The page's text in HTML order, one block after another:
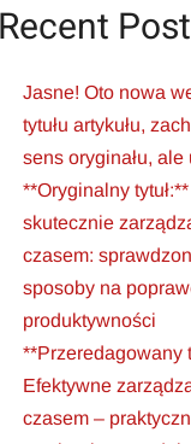
Recent
Jasne! Oto nowa
tytułu artykułu,
sens oryginału, ale
**Oryginalny
skutecznie
czasem:
sposoby na
produktywności
**Przeredagowany
Efektywne
czasem –